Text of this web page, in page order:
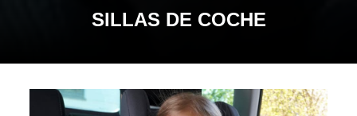
SILLAS DE COCHE